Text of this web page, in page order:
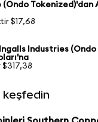
(Ondo Tokenized)'dan
$17,68
Industries
keşfedin